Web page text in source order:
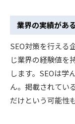
業界の実績があ
SEO対策を行える
じ業界の経験値を
します。SEOは学
ん。掲載されてい
だけという可能性